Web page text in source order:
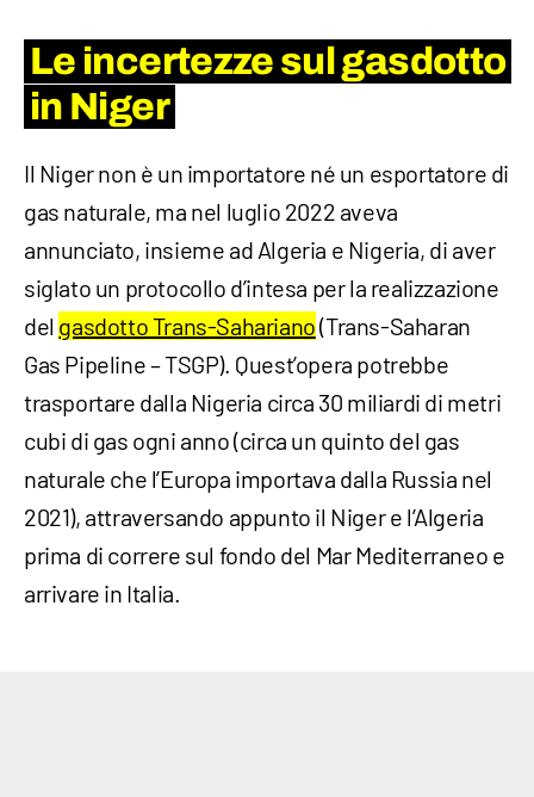
Le incertezze sul gasdotto
in Niger
Il Niger non è un importatore né un esportatore di
gas naturale, ma nel luglio 2022 aveva
annunciato, insieme ad Algeria e Nigeria, di aver
siglato un protocollo d’intesa per la realizzazione
del gasdotto Trans-Sahariano(Trans-Saharan
Gas Pipeline – TSGP). Quest’opera potrebbe
trasportare dalla Nigeria circa 30 miliardi di metri
cubi di gas ogni anno (circa un quinto del gas
naturale che l’Europa importava dalla Russia nel
2021), attraversando appunto il Niger e l’Algeria
prima di correre sul fondo del Mar Mediterraneo e
arrivare in Italia.